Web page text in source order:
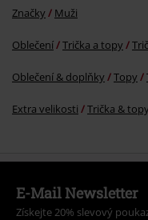
Značky Muži
Oblečení Trička a topy
Oblečení & doplňky Topy
Extra velikosti Trička & topy
E-Mail Newsletter
Získejte 20% slevový